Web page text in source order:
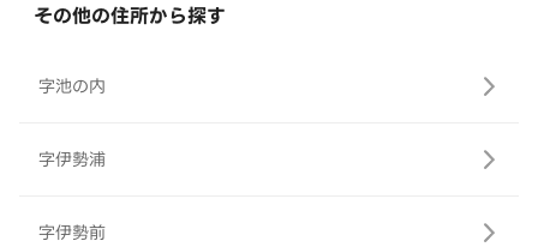
その他の住所から探す
字池の内
字伊勢浦
字伊勢前